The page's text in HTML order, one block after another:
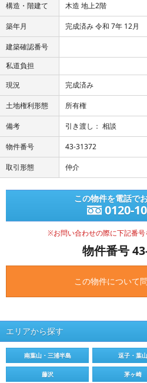
構造・階建て 木造 地上2階
築年月 完成済み 令和 7年 12月
建築確認番号
私道負担
現況
完成済み
土地権利形態 所有権
備考 引き渡し： 相談
物件番号 43-31372
取引形態 仲介
この物件を電話で
0120-
※お問い合わせの際に下記番号
物件番号
この物件について
エリアから探す
南葉山・三浦半島 逗子・葉山
藤沢 茅ヶ崎